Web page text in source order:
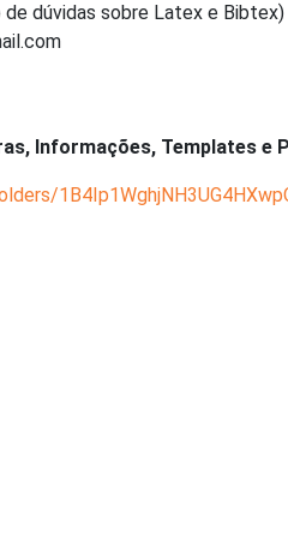
de dúvidas sobre Latex e Bibtex)
Informações, Templates e